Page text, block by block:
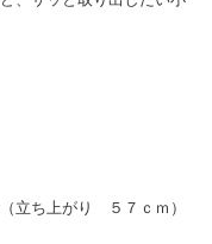
ち上がり ５７ｃｍ）